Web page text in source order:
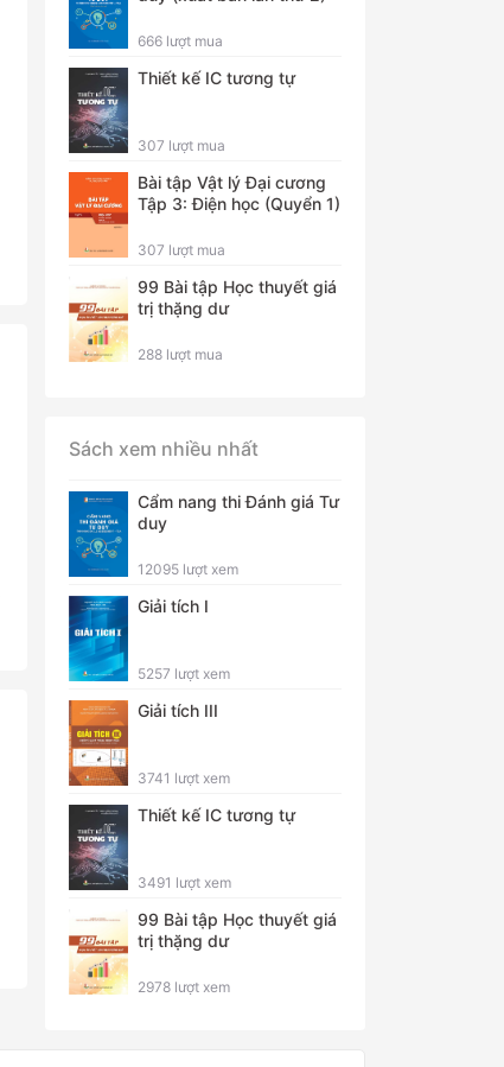
666 lượt mua
Thiết kế IC tương tự
307 lượt mua
Bài tập Vật lý Đại cương
Tập 3: Điện học (Quyển 1)
307 lượt mua
99 Bài tập Học thuyết giá
trị thặng dư
288 lượt mua
Sách xem nhiều nhất
Cẩm nang thi Đánh giá Tư
duy
12095 lượt xem
Giải tích I
5257 lượt xem
Giải tích III
3741 lượt xem
Thiết kế IC tương tự
3491 lượt xem
99 Bài tập Học thuyết giá
trị thặng dư
2978 lượt xem